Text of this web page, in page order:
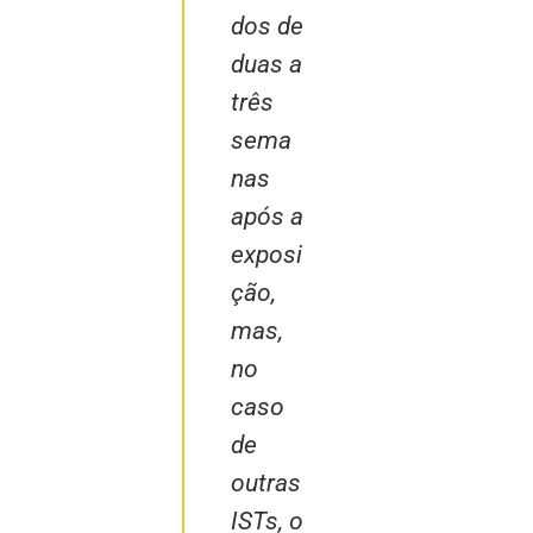
dos de
duas a
três
sema
nas
após a
exposi
ção,
mas,
no
caso
de
outras
ISTs, o